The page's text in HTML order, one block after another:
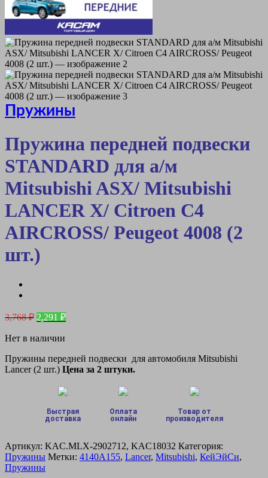
Пружины
Пружина передней подвески
STANDARD для а/м
Mitsubishi ASX/ Mitsubishi
LANCER X/ Citroen C4
AIRCROSS/ Peugeot 4008 (2
шт.)
3,768₽ Первоначальная
цена
составляла
2,291 ₽Текущая
цена:
Нет в наличии
Пружины передней подвески для автомобиля Mitsubishi
Lancer (2 шт.) Цена за 2 штуки.
Быстрая
доставка
Оплата
онлайн
Товар от
производителя
Артикул: KAC.MLX-2902712, KAC18032 Категория:
Пружины Метки: 4140A155, Lancer, Mitsubishi, КейЭйСи,
Пружины